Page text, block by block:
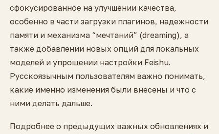
сфокусированное на улучшении качества,
особенно в части загрузки плагинов, надежности
памяти и механизма “мечтаний” (dreaming), а
также добавлении новых опций для локальных
моделей и упрощении настройки Feishu.
Русскоязычным пользователям важно понимать,
какие именно изменения были внесены и что с
ними делать дальше.
Подробнее о предыдущих важных обновлениях и